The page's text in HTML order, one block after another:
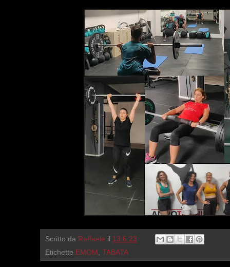
Scritto da Raffaele il 13.6.23
Etichette EMOM , TABATA